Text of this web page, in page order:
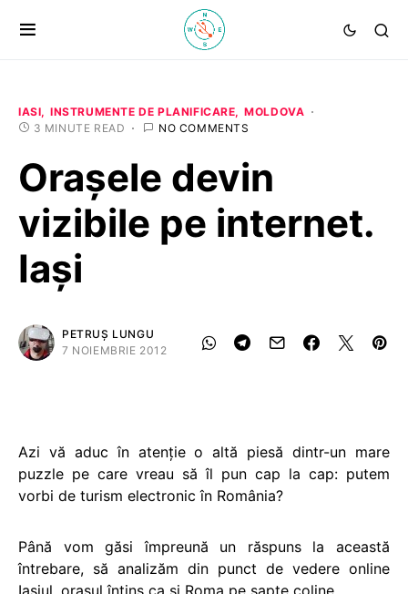
IASI INSTRUMENTE DE PLANIFICARE
MOLDOVA
3 MINUTE READ
NO COMMENTS
Oraşele devin
vizibile pe internet.
Iaşi
PETRUȘ LUNGU
7 NOIEMBRIE 2012
Azi vă aduc în atenție o altă piesă dintr-un mare
puzzle pe care vreau să îl pun cap la cap: putem
vorbi de turism electronic în România?
Până vom găsi împreună un răspuns la această
întrebare, să analizăm din punct de vedere online
Iașiul, orașul întins ca și Roma pe șapte coline.